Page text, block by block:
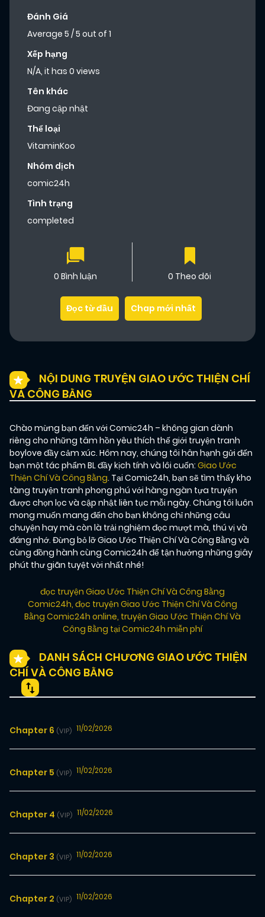
Đánh Giá
Average 5 /5 out of 1
Xếp hạng
N/A, it has 0 views
Tên khác
Đang cập nhật
Thể loại
VitaminKoo
Nhóm dịch
comic24h
Tình trạng
completed
0 Bình luận 0 Theo dõi
Đọc từ đầu Chap mới nhất
NỘI DUNG TRUYỆN GIAO ƯỚC THIỆN CHÍ
VÀ CÔNG BẰNG
Chào mừng bạn đến với Comic24h – không gian dành
riêng cho những tâm hồn yêu thích thế giới truyện tranh
boylove đầy cảm xúc. Hôm nay, chúng tôi hân hạnh gửi đến
bạn một tác phẩm BL đầy kịch tính và lôi cuốn: Giao Ước
Thiện Chí Và Công Bằng. Tại Comic24h, bạn sẽ tìm thấy kho
tàng truyện tranh phong phú với hàng ngàn tựa truyện
được chọn lọc và cập nhật liên tục mỗi ngày. Chúng tôi luôn
mong muốn mang đến cho bạn không chỉ những câu
chuyện hay mà còn là trải nghiệm đọc mượt mà, thú vị và
đáng nhớ. Đừng bỏ lỡ Giao Ước Thiện Chí Và Công Bằng và
cùng đồng hành cùng Comic24h để tận hưởng những giây
phút thư giãn tuyệt vời nhất nhé!
đọc truyện Giao Ước Thiện Chí Và Công Bằng
Comic24h, đọc truyện Giao Ước Thiện Chí Và Công
Bằng Comic24h online, truyện Giao Ước Thiện Chí Và
Công Bằng tại Comic24h miễn phí
DANH SÁCH CHƯƠNG GIAO ƯỚC THIỆN
CHÍ VÀ CÔNG BẰNG
Chapter 6 (VIP) 11/02/2026
Chapter 5 (VIP) 11/02/2026
Chapter 4 (VIP) 11/02/2026
Chapter 3 (VIP) 11/02/2026
Chapter 2 (VIP) 11/02/2026